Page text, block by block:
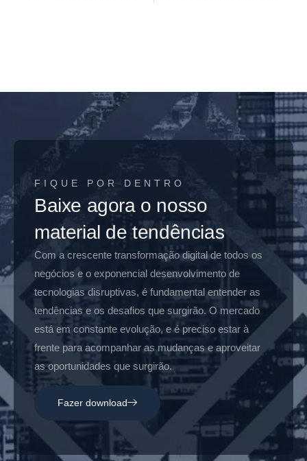
FIQUE POR DENTRO
Baixe agora o nosso
material de tendências
Com a crescente transformação digital de todos os
negócios e o exponencial desenvolvimento de
tecnologias disruptivas, é fundamental entender as
tendências e os desafios que surgirão. O mercado
está em constante evolução, e é preciso estar à
frente para acompanhar as mudanças e aproveitar
as oportunidades que surgirão.
Fazer download